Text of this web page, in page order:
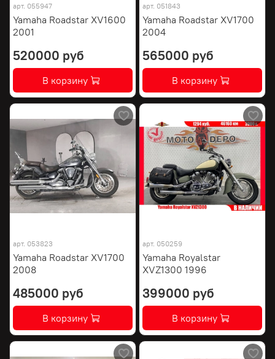
арт. 055947
Yamaha Roadstar XV1600
2001
520000 руб
В корзину
арт. 051843
Yamaha Roadstar XV1700
2004
565000 руб
В корзину
арт. 053823
Yamaha Roadstar XV1700
2008
485000 руб
В корзину
арт. 050259
Yamaha Royalstar
XVZ1300 1996
399000 руб
В корзину